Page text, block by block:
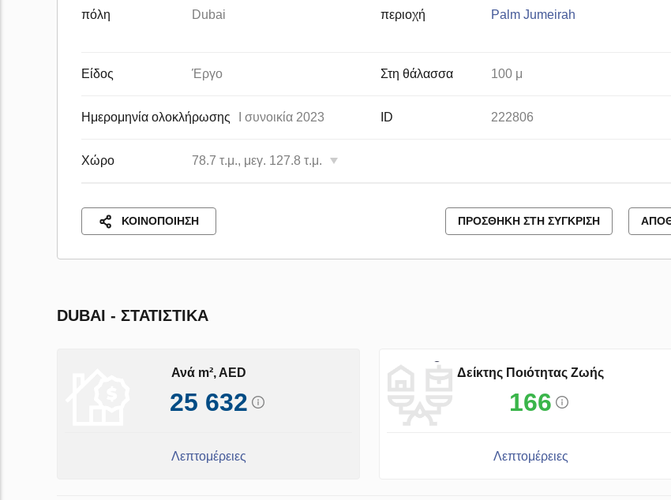
πόλη Dubai περιοχή Palm Jumeirah
Είδος Έργο Στη θάλασσα 100 μ
Ημερομηνία ολοκλήρωσης I συνοικία 2023 ID 222806
Χώρο 78.7 τ.μ., μεγ. 127.8 τ.μ.
ΚΟΙΝΟΠΟΊΗΣΗ ΠΡΟΣΘΉΚΗ ΣΤΗ ΣΎΓΚΡΙΣΗ
DUBAI - ΣΤΑΤΙΣΤΙΚΆ
Ανά m², AED
25 632
Λεπτομέρειες
Δείκτης Ποιότητας Ζωής
166
Λεπτομέρειες